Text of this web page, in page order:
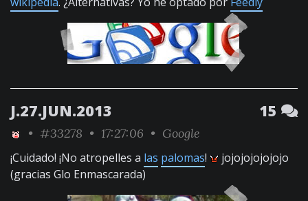
J.27.JUN.2013 15
• #33278 • 17:27:06 • Google
¡Cuidado! ¡No atropelles a las palomas!
jojojojojojojo
(gracias Glo Enmascarada)